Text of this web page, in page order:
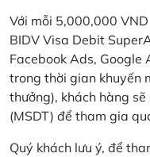
Với mỗi 5,000,000
BIDV Visa Debit
Facebook Ads, Google
trong thời gian khuyến
thưởng), khách hàng
(MSDT) để tham gia
Quý khách lưu ý, để